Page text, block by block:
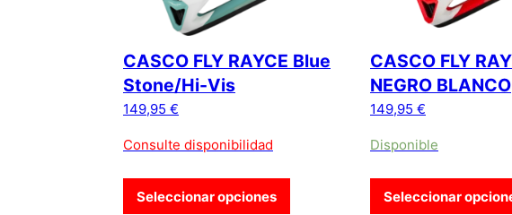
CASCO FLY RAYCE Blue
Stone/Hi-Vis
149,95 €
Consulte disponibilidad
Seleccionar opciones
CASCO FLY
NEGRO BLANCO
149,95 €
Disponible
Seleccionar